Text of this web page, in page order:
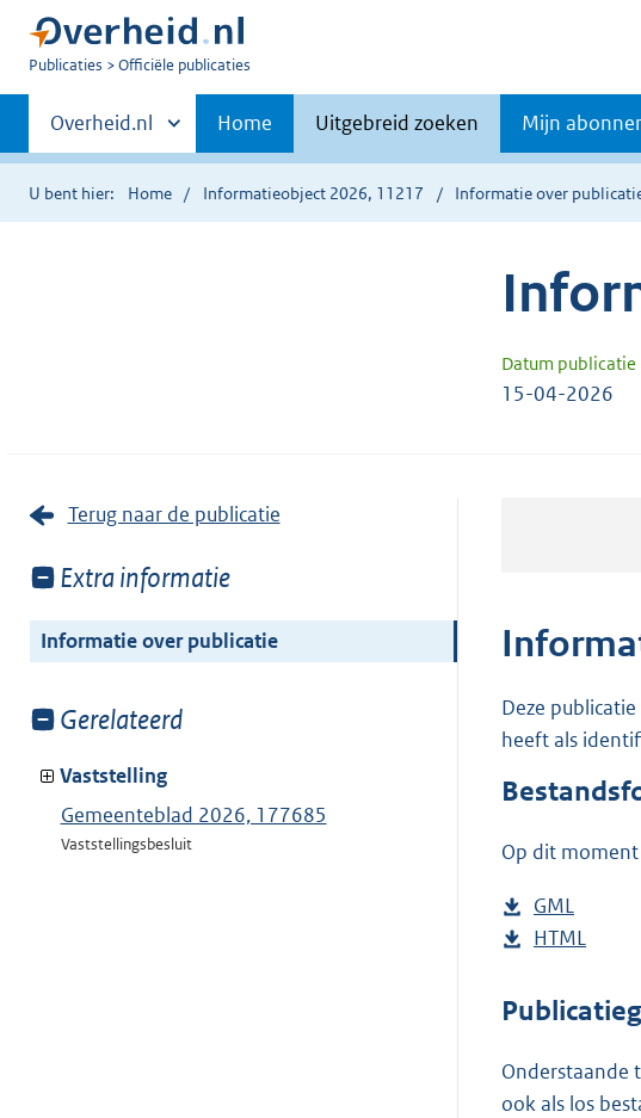
U
Publicaties Officiële publicaties
Primaire
navigatie
Andere
sites
binnen
Overheid.nl Home Uitgebreid zoeken Mijn
U bent hier: Home Informatieobject 2026, 11217 Informatie over
Datum publicatie
15-04-2026
Terug naar de publicatie
Toon
van:
Extra informatie
Informatie over publicatie
Toon
van:
Gerelateerd
Vaststelling
Gemeenteblad 2026, 177685
Vaststellingsbesluit
Deze
heeft als
Op dit
D
o
n
o
a
GML
e
t
n
d
D
w
l
o
HTML
s
a
n
Onderstaande
ook als los